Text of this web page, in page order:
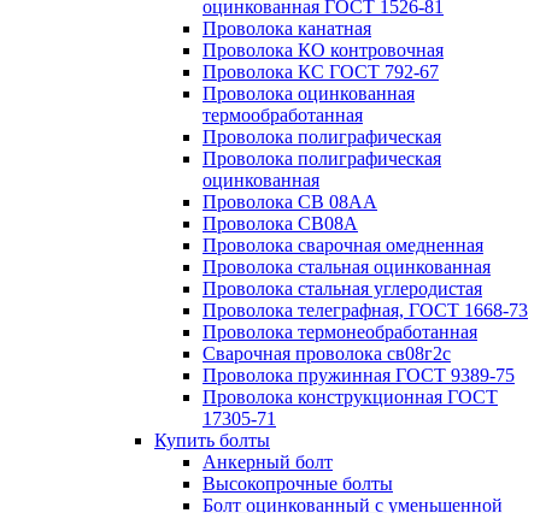
оцинкованная ГОСТ 1526-81
Проволока канатная
Проволока КО контровочная
Проволока КС ГОСТ 792-67
Проволока оцинкованная
термообработанная
Проволока полиграфическая
Проволока полиграфическая
оцинкованная
Проволока СВ 08АА
Проволока СВ08А
Проволока сварочная омедненная
Проволока стальная оцинкованная
Проволока стальная углеродистая
Проволока телеграфная, ГОСТ 1668-73
Проволока термонеобработанная
Сварочная проволока св08г2с
Проволока пружинная ГОСТ 9389-75
Проволока конструкционная ГОСТ
17305-71
Купить болты
Анкерный болт
Высокопрочные болты
Болт оцинкованный с уменьшенной